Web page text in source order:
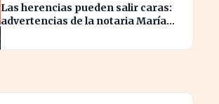
Las herencias pueden salir caras:
advertencias de la notaria María